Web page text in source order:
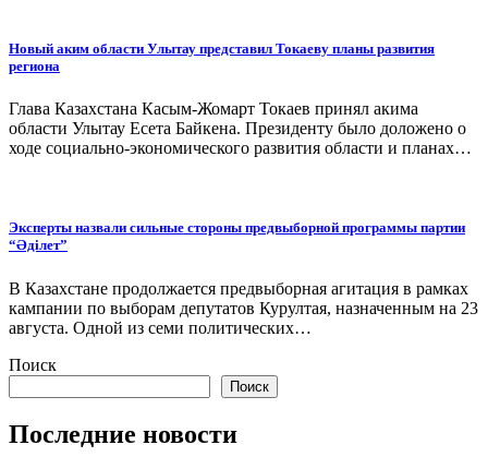
Новый аким области Улытау представил Токаеву планы развития
региона
Глава Казахстана Касым-Жомарт Токаев принял акима
области Улытау Есета Байкена. Президенту было доложено о
ходе социально-экономического развития области и планах…
Эксперты назвали сильные стороны предвыборной программы партии
“Әділет”
В Казахстане продолжается предвыборная агитация в рамках
кампании по выборам депутатов Курултая, назначенным на 23
августа. Одной из семи политических…
Поиск
Поиск
Последние новости